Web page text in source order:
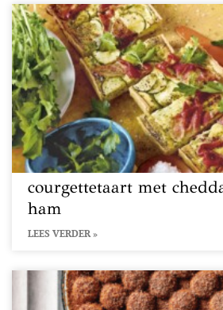
courgettetaart met
ham
LEES VERDER »